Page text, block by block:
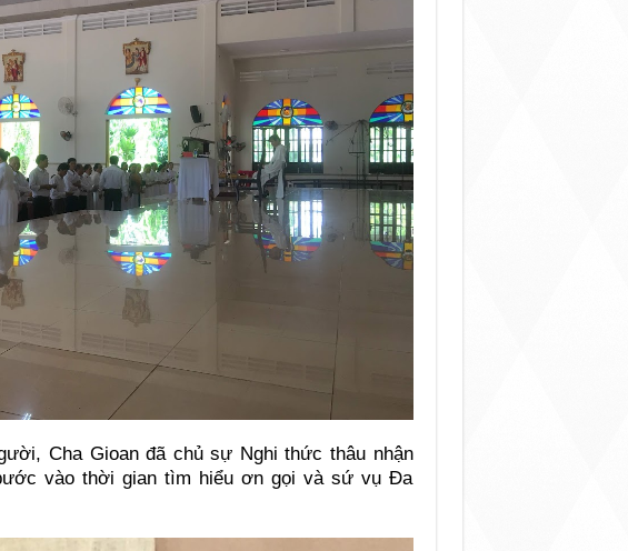
Cha Gioan đã chủ sự Nghi thức thâu nhận
vào thời gian tìm hiểu ơn gọi và sứ vụ Đa